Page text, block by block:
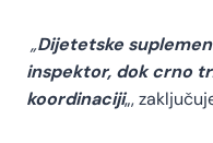
„Dijetetske
inspektor, dok crno
koordinaciji„,